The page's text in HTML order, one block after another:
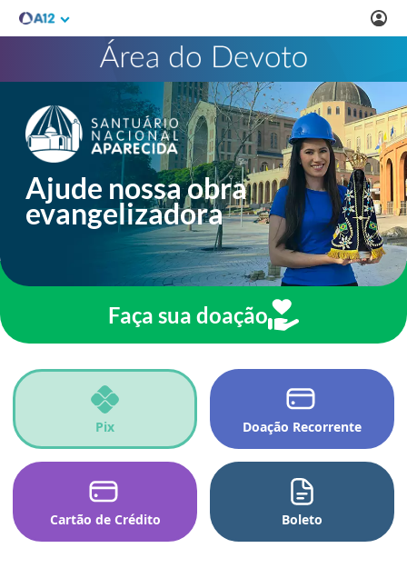
Ajude nossa obra
evangelizadora
Faça sua doação
Pix Doação Recorrente
Cartão de Crédito Boleto